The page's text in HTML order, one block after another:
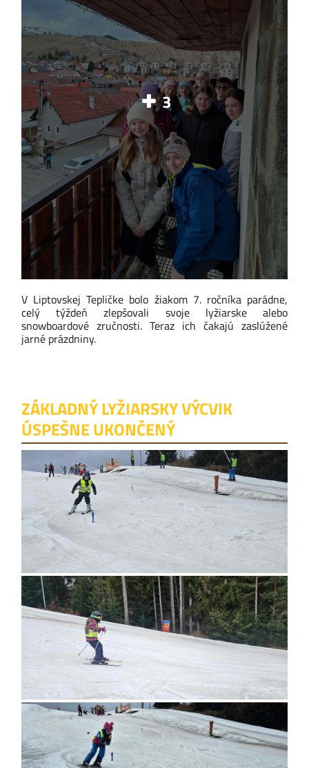
3
V Liptovskej Tepličke bolo žiakom 7. ročníka parádne,
celý týždeň zlepšovali svoje lyžiarske alebo
snowboardové zručnosti. Teraz ich čakajú zaslúžené
jarné prázdniny.
ZÁKLADNÝ LYŽIARSKY VÝCVIK
ÚSPEŠNE UKONČENÝ